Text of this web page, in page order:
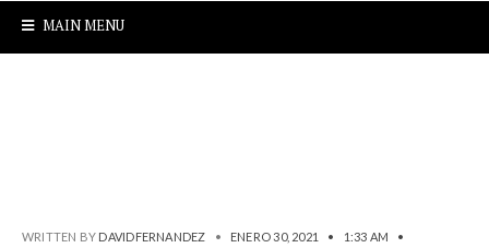
MAIN MENU
WRITTEN BY DAVIDFERNANDEZ • ENERO 30, 2021 • 1:33 AM
•